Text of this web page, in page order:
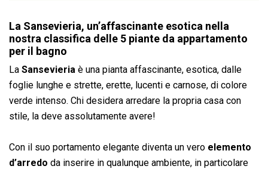
La Sansevieria, un’affascinante esotica nella
nostra classifica delle 5 piante da appartamento
per il bagno
La Sansevieria è una pianta affascinante, esotica, dalle
foglie lunghe e strette, erette, lucenti e carnose, di colore
verde intenso. Chi desidera arredare la propria casa con
stile, la deve assolutamente avere!
Con il suo portamento elegante diventa un vero elemento
d’arredo da inserire in qualunque ambiente, in particolare